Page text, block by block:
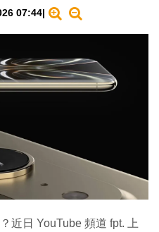
07:44|
近日 YouTube 頻道 fpt. 上